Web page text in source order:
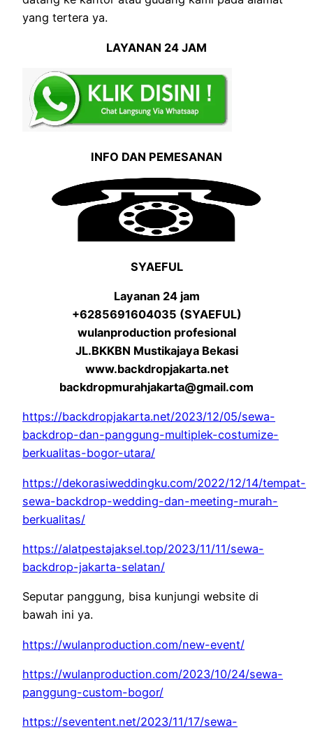
yang tertera ya.
LAYANAN 24 JAM
INFO DAN PEMESANAN
SYAEFUL
Layanan 24 jam
+6285691604035 (SYAEFUL)
wulanproduction profesional
JL.BKKBN Mustikajaya Bekasi
www.backdropjakarta.net
backdropmurahjakarta@gmail.com
https://backdropjakarta.net/2023/12/05/sewa-
backdrop-dan-panggung-multiplek-costumize-
berkualitas-bogor-utara/
https://dekorasiweddingku.com/2022/12/14/tempat-
sewa-backdrop-wedding-dan-meeting-murah-
berkualitas/
https://alatpestajaksel.top/2023/11/11/sewa-
backdrop-jakarta-selatan/
Seputar panggung, bisa kunjungi website di
bawah ini ya.
https://wulanproduction.com/new-event/
https://wulanproduction.com/2023/10/24/sewa-
panggung-custom-bogor/
https://seventent.net/2023/11/17/sewa-